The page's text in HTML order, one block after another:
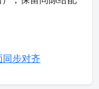
步对齐